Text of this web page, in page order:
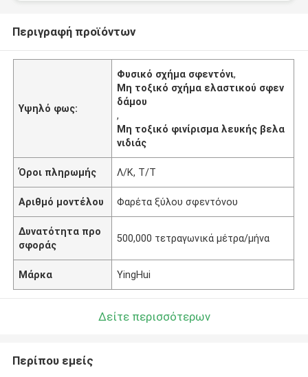
Περιγραφή προϊόντων
Υψηλό φως:
Φυσικό σχήμα σφεντόνι,
Μη τοξικό σχήμα ελαστικού σφεν
δάμου
,
Μη τοξικό φινίρισμα λευκής βελα
νιδιάς
Όροι πληρωμής Λ/Κ, Τ/Τ
Αριθμό μοντέλου Φαρέτα ξύλου σφεντόνου
Δυνατότητα προ
σφοράς
500,000 τετραγωνικά μέτρα/μήνα
Μάρκα YingHui
Δείτε περισσότερων
Περίπου εμείς